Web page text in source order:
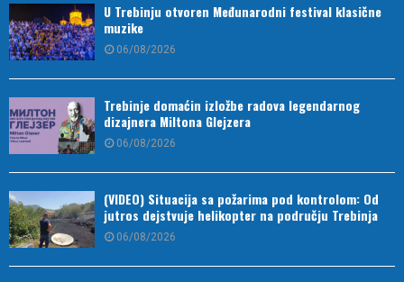
U Trebinju otvoren Međunarodni festival klasične
muzike
06/08/2026
Trebinje domaćin izložbe radova legendarnog
dizajnera Miltona Glejzera
06/08/2026
(VIDEO) Situacija sa požarima pod kontrolom: Od
jutros dejstvuje helikopter na području Trebinja
06/08/2026